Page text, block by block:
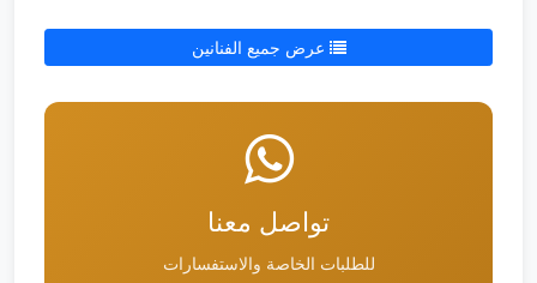
عرض جميع الفنانين
تواصل معنا
للطلبات الخاصة والاستفسارات